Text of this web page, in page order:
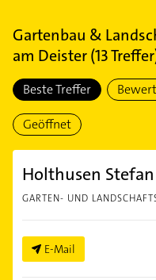
Gartenbau &
am Deister(13
Beste Treffer
Geöffnet
Holthusen
GARTEN- UND
E-Mail